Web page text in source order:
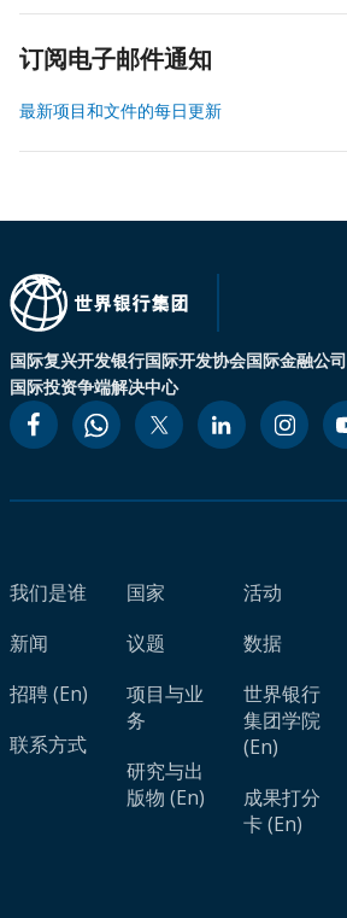
订阅电子邮件通知
最新项目和文件的每日更新
国际复兴开发银行国际开发协会国际金融公司
国际投资争端解决中心
我们是谁
新闻
招聘 (En)
联系方式
国家
议题
项目与业
务
研究与出
版物 (En)
活动
数据
世界银行
集团学院
(En)
成果打分
卡 (En)